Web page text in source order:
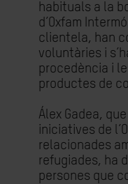
habituals a la
d’Oxfam
clientela, han
voluntàries i
procedència i
productes de
Álex Gadea,
iniciatives de
relacionades
refugiades, ha
persones que